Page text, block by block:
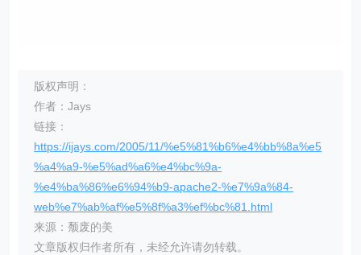
版权声明：
作者：Jays
链接：
https://ijays.com/2005/11/%e5%81%b6%e4%bb%8a%e5
%a4%a9-%e5%ad%a6%e4%bc%9a-
%e4%ba%86%e6%94%b9-apache2-%e7%9a%84-
web%e7%ab%af%e5%8f%a3%ef%bc%81.html
来源：颓废的美
文章版权归作者所有，未经允许请勿转载。